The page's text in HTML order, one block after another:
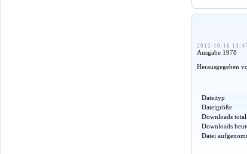
2012-10-16
Ausgabe 1978
Herausgegeben
Dateityp
Dateigröße
Downloads total
Downloads
Datei